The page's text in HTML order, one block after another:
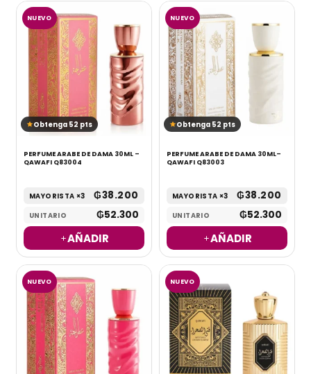
NUEVO
Obtenga 52 pts
PERFUME ARABE DE DAMA 30ML –
QAWAFI Q83004
MAYORISTA ×3 ₲38.200
UNITARIO ₲52.300
AÑADIR
NUEVO
Obtenga 52 pts
PERFUME ARABE DE DAMA 30ML–
QAWAFI Q83003
MAYORISTA ×3 ₲38.200
UNITARIO ₲52.300
AÑADIR
NUEVO NUEVO